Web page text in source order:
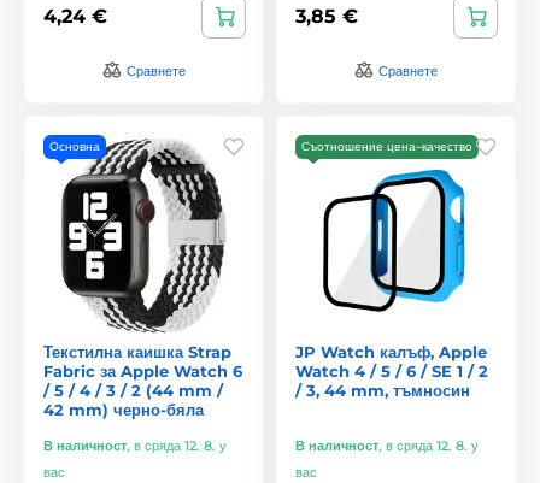
4,24 €
Сравнете
3,85 €
Сравнете
Основна
Текстилна каишка Strap
Fabric за Apple Watch 6
/ 5 / 4 / 3 / 2 (44 mm /
42 mm) черно-бяла
В наличност, в сряда 12. 8. у
вас
Съотношение цена–качество
JP Watch калъф, Apple
Watch 4 / 5 / 6 / SE 1 / 2
/ 3, 44 mm, тъмносин
В наличност, в сряда 12. 8. у
вас